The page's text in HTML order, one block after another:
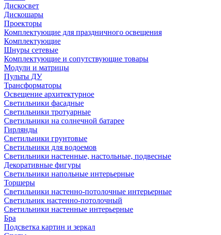
Дискосвет
Дискошары
Проекторы
Комплектующие для праздничного освещения
Комплектующие
Шнуры сетевые
Комплектующие и сопутствующие товары
Модули и матрицы
Пульты ДУ
Трансформаторы
Освещение архитектурное
Светильники фасадные
Светильники тротуарные
Светильники на солнечной батарее
Гирлянды
Светильники грунтовые
Светильники для водоемов
Светильники настенные, настольные, подвесные
Декоративные фигуры
Светильники напольные интерьерные
Торшеры
Светильники настенно-потолочные интерьерные
Светильник настенно-потолочный
Светильники настенные интерьерные
Бра
Подсветка картин и зеркал